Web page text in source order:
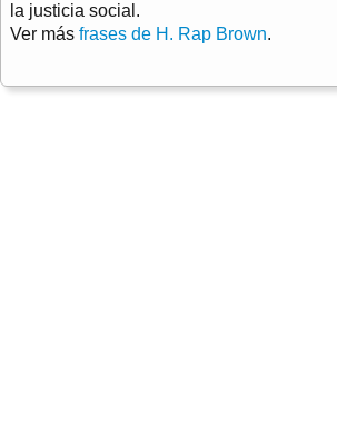
la justicia social.
Ver más frases de H. Rap Brown.